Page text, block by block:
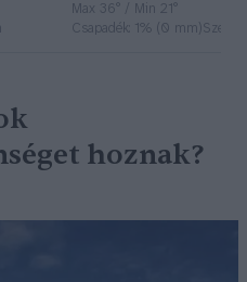
Max 36° / Min 21°
Csapadék: 1% (0 mm)Szél: 7
hoznak?